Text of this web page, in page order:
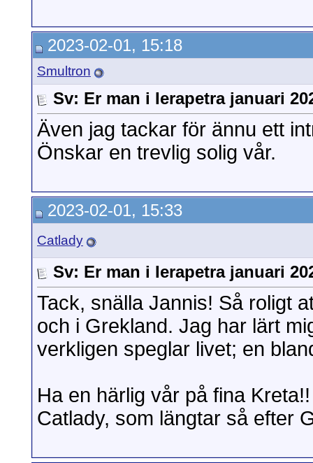
2023-02-01, 15:18
Smultron
Sv: Er man i Ierapetra januari
Även jag tackar för ännu ett
Önskar en trevlig solig vår.
2023-02-01, 15:33
Catlady
Sv: Er man i Ierapetra januari
Tack, snälla Jannis! Så roligt
och i Grekland. Jag har lärt
verkligen speglar livet; en
Ha en härlig vår på fina Kreta!!
Catlady, som längtar så efter